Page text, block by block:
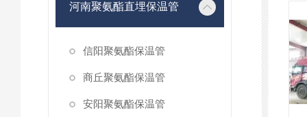
河南聚氨酯直埋保温管
信阳聚氨酯保温管
商丘聚氨酯保温管
安阳聚氨酯保温管